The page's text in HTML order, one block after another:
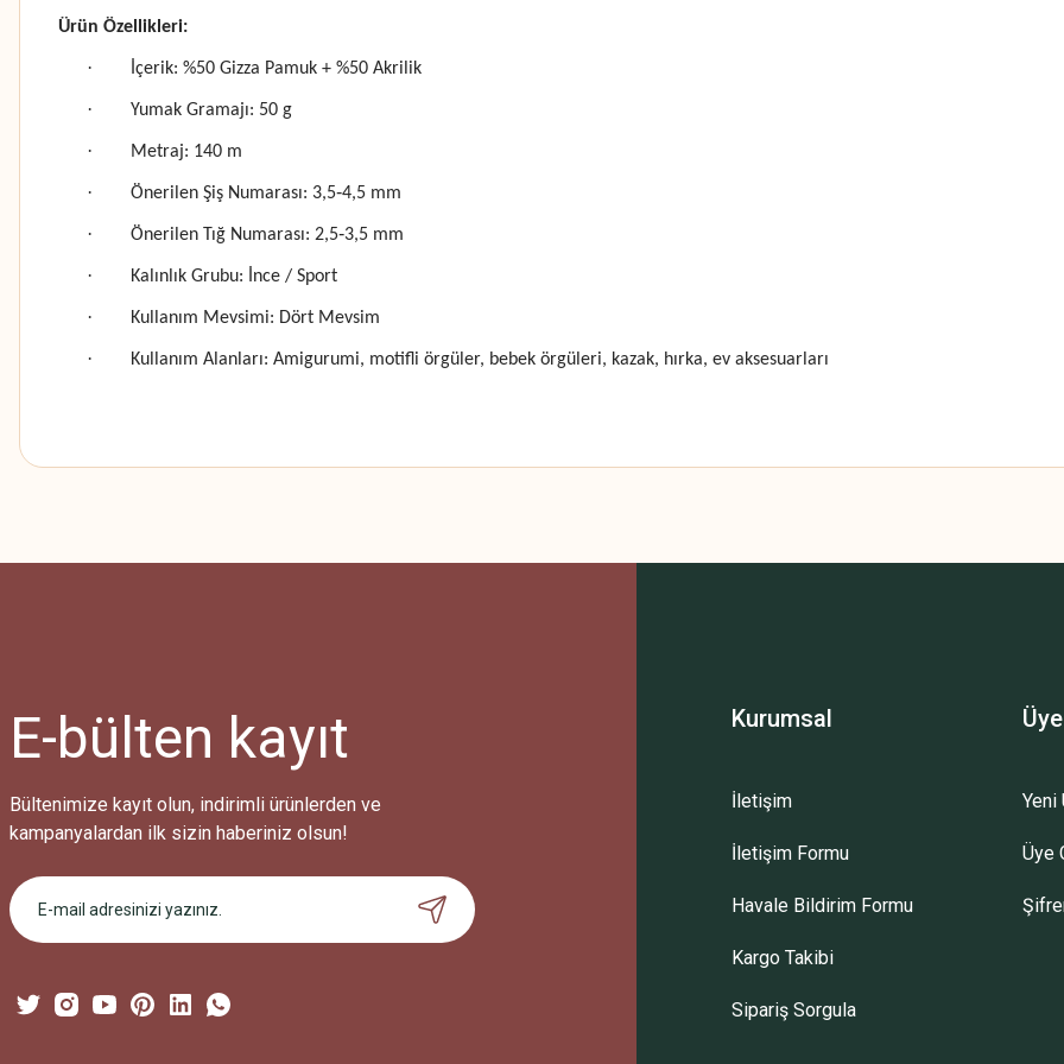
Ürün Özellikleri:
· İçerik: %50 Gizza Pamuk + %50 Akrilik
· Yumak Gramajı: 50 g
· Metraj: 140 m
· Önerilen Şiş Numarası: 3,5‑4,5 mm
· Önerilen Tığ Numarası: 2,5‑3,5 mm
· Kalınlık Grubu: İnce / Sport
· Kullanım Mevsimi: Dört Mevsim
· Kullanım Alanları: Amigurumi, motifli örgüler, bebek örgüleri, kazak, hırka, ev aksesuarları
Bu ürüne ilk yorumu siz yapın!
Bu ürüne benzer farklı alternatifler olmalı.
Gönder
E-bülten kayıt
Bültenimize kayıt olun, indirimli ürünlerden ve
kampanyalardan ilk sizin haberiniz olsun!
Kurumsal
İletişim
İletişim Formu
Havale Bildirim Formu
Kargo Takibi
Sipariş Sorgula
Yeni
Üye